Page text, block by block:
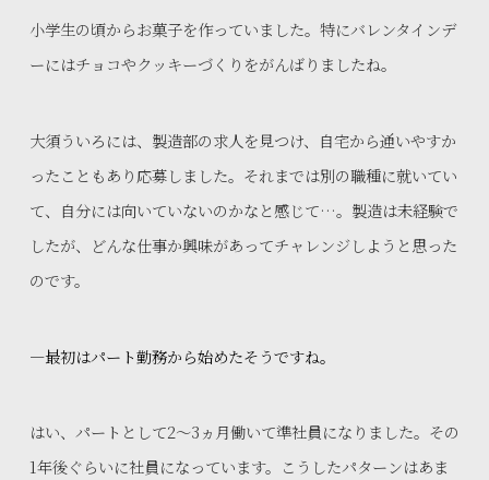
小学生の頃からお菓子を作っていました。特にバレンタインデ
ーにはチョコやクッキーづくりをがんばりましたね。
大須ういろには、製造部の求人を見つけ、自宅から通いやすか
ったこともあり応募しました。それまでは別の職種に就いてい
て、自分には向いていないのかなと感じて…。製造は未経験で
したが、どんな仕事か興味があってチャレンジしようと思った
のです。
—最初はパート勤務から始めたそうですね。
はい、パートとして2〜3ヵ月働いて準社員になりました。その
1年後ぐらいに社員になっています。こうしたパターンはあま